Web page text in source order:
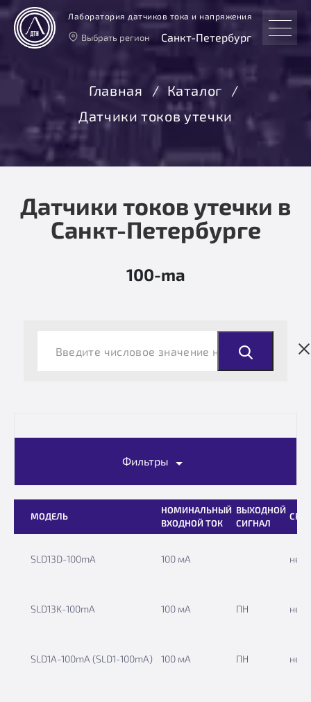
Лаборатория датчиков тока и напряжения
Выбрать регион Санкт-Петербург
Москва
Санкт-Петербург
Екатеринбург
Новосибирск
Главная
Каталог
Датчики токов утечки
Датчики токов утечки в
Санкт-Петербурге
100-ma
Фильтры
МОДЕЛЬ
НОМИНАЛЬНЫЙ
ВХОДНОЙ ТОК
ВЫХОДНОЙ
СИГНАЛ
SLD13D-100mA 100 мА нет
SLD13K-100mА 100 мА ПН нет
SLD1A-100mА (SLD1-100mA) 100 мА ПН нет